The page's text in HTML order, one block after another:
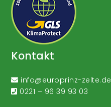
Kontakt
info@europrinz-zelte.de
0221 – 96 39 93 03